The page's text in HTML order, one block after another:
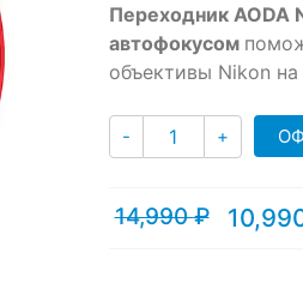
out
on
Переходник AODA
автофокусом
объективы Nikon
- Количество
+
14,990₽
Первоначальная
Текущая